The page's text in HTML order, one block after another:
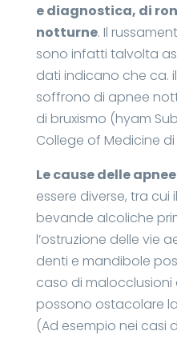
e diagnostica, di
notturne. Il
sono infatti talvolta
dati indicano che ca.
soffrono di apnee
di bruxismo (hyam
College of Medicine
Le cause delle
essere diverse, tra cui
bevande alcoliche
l’ostruzione delle vie
denti e mandibole
caso di malocclusioni
possono ostacolare
(Ad esempio nei